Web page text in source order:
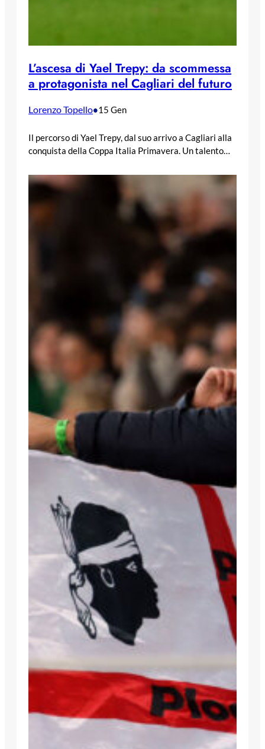
L’ascesa di Yael Trepy: da scommessa
a protagonista nel Cagliari del futuro
Lorenzo Topello•15 Gen
Il percorso di Yael Trepy, dal suo arrivo a Cagliari alla
conquista della Coppa Italia Primavera. Un talento…